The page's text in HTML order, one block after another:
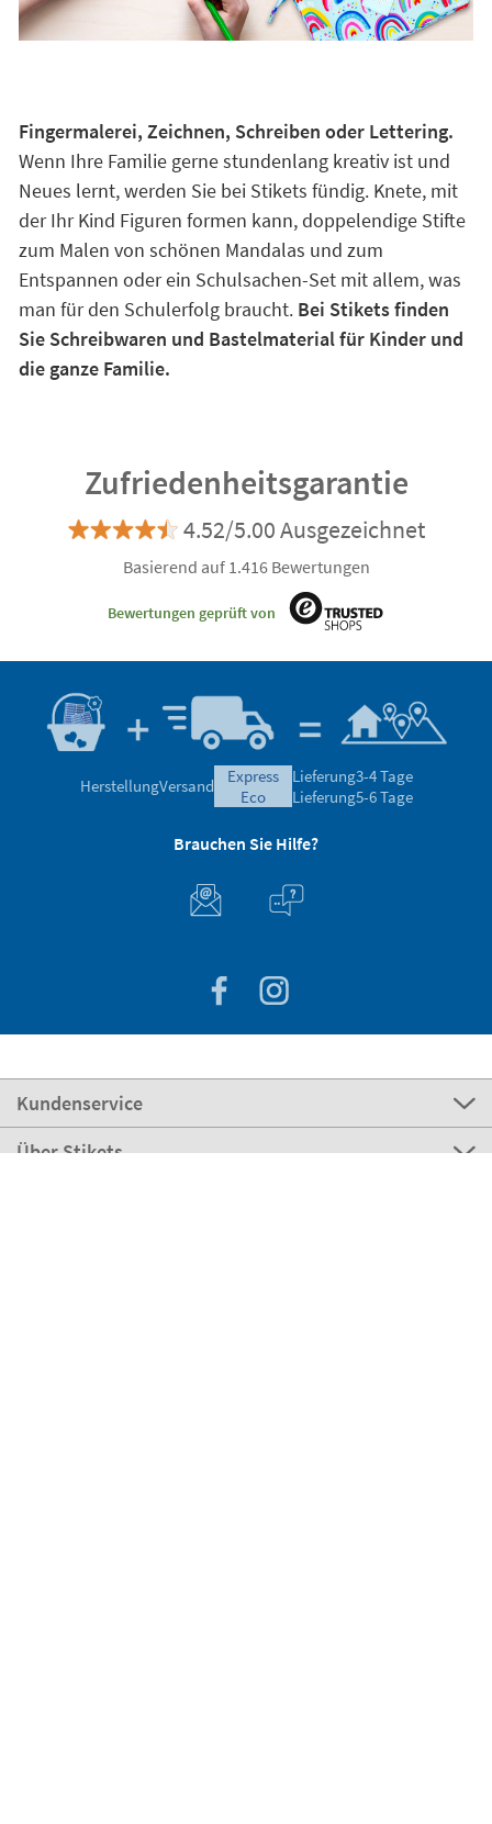
Fingermalerei, Zeichnen, Schreiben oder Lettering.
Wenn Ihre Familie gerne stundenlang kreativ ist und
Neues lernt, werden Sie bei Stikets fündig. Knete, mit
der Ihr Kind Figuren formen kann, doppelendige Stifte
zum Malen von schönen Mandalas und zum
Entspannen oder ein Schulsachen-Set mit allem, was
man für den Schulerfolg braucht. Bei Stikets finden
Sie Schreibwaren und Bastelmaterial für Kinder und
die ganze Familie.
Zufriedenheitsgarantie
4.52/5.00 Ausgezeichnet
Basierend auf 1.416 Bewertungen
Bewertungen geprüft von
HerstellungVersand
express
eco
Lieferung3-4 Tage
Lieferung5-6 Tage
Brauchen Sie Hilfe?
Kundenservice
Über Stikets